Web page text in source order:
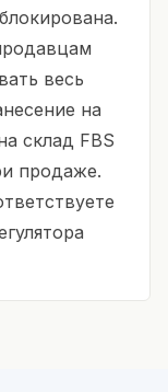
весь
на
склад FBS
продаже.